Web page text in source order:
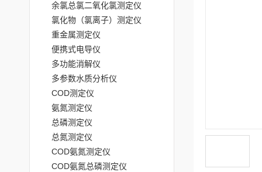
余氯总氯二氧化氯测定仪
氯化物（氯离子）测定仪
重金属测定仪
便携式电导仪
多功能消解仪
多参数水质分析仪
COD测定仪
氨氮测定仪
总磷测定仪
总氮测定仪
COD氨氮测定仪
COD氨氮总磷测定仪